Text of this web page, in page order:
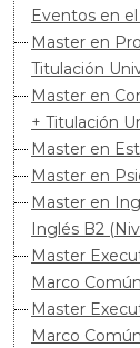
Eventos en
Master en
Titulación
Master en
+ Titulación
Master en
Master en
Master en
Inglés B2
Master
Marco
Master
Marco